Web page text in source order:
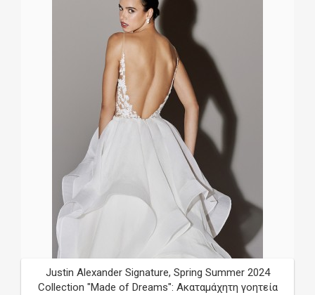
Justin Alexander Signature, Spring Summer 2024
Collection "Made of Dreams": Ακαταμάχητη γοητεία